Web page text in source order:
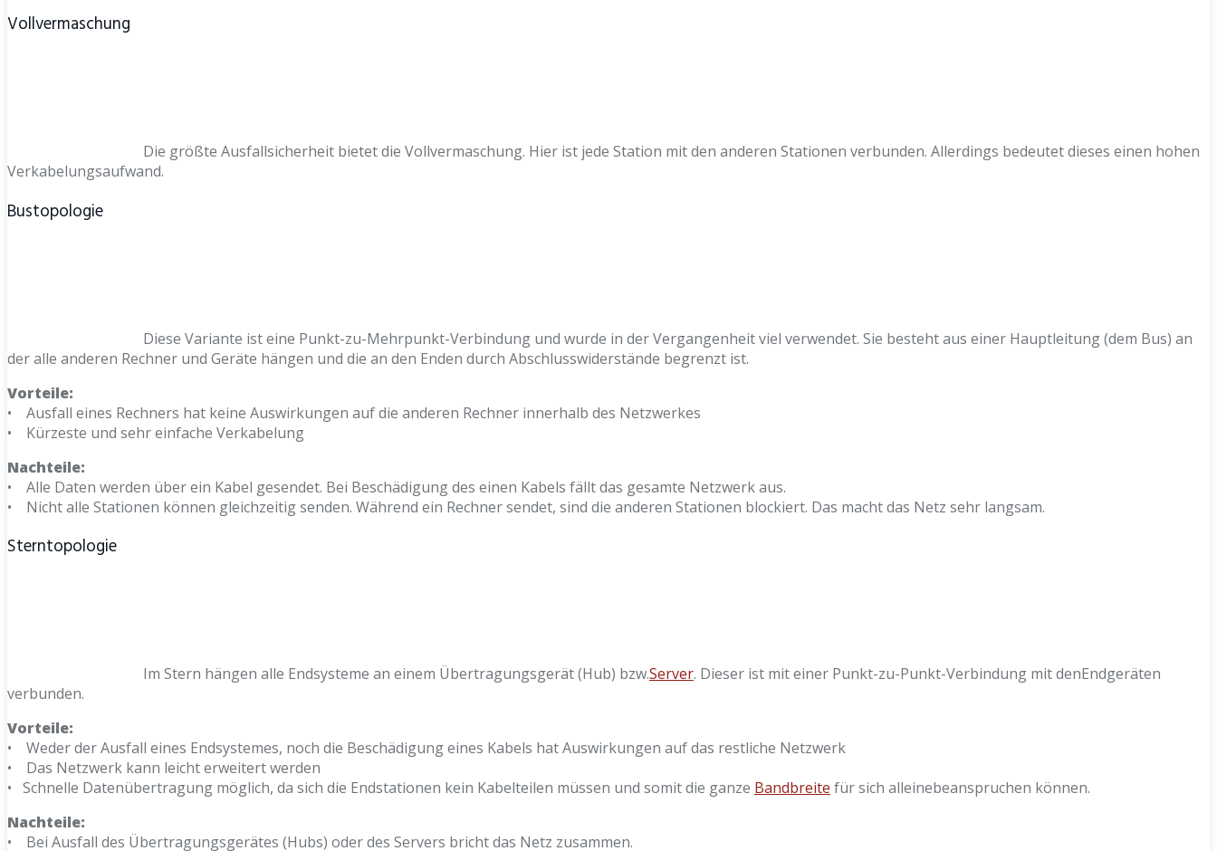
Vollvermaschung
Die größte Ausfallsicherheit bietet die Vollvermaschung. Hier ist jede Station mit den anderen Stationen verbunden. Allerdings bedeutet dieses einen hohen
Verkabelungsaufwand.
Bustopologie
Diese Variante ist eine Punkt-zu-Mehrpunkt-Verbindung und wurde in der Vergangenheit viel verwendet. Sie besteht aus einer Hauptleitung (dem Bus) an
der alle anderen Rechner und Geräte hängen und die an den Enden durch Abschlusswiderstände begrenzt ist.
Vorteile:
• Ausfall eines Rechners hat keine Auswirkungen auf die anderen Rechner innerhalb des Netzwerkes
• Kürzeste und sehr einfache Verkabelung
Nachteile:
• Alle Daten werden über ein Kabel gesendet. Bei Beschädigung des einen Kabels fällt das gesamte Netzwerk aus.
• Nicht alle Stationen können gleichzeitig senden. Während ein Rechner sendet, sind die anderen Stationen blockiert. Das macht das Netz sehr langsam.
Sterntopologie
Im Stern hängen alle Endsysteme an einem Übertragungsgerät (Hub) bzw.Server. Dieser ist mit einer Punkt-zu-Punkt-Verbindung mit denEndgeräten
verbunden.
Vorteile:
• Weder der Ausfall eines Endsystemes, noch die Beschädigung eines Kabels hat Auswirkungen auf das restliche Netzwerk
• Das Netzwerk kann leicht erweitert werden
• Schnelle Datenübertragung möglich, da sich die Endstationen kein Kabelteilen müssen und somit die ganze Bandbreite für sich alleinebeanspruchen können.
Nachteile:
• Bei Ausfall des Übertragungsgerätes (Hubs) oder des Servers bricht das Netz zusammen.